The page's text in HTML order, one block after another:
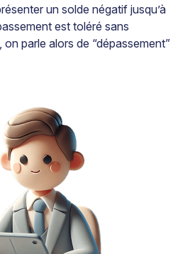
un solde négatif jusqu’à
est toléré sans
parle alors de “dépassement”